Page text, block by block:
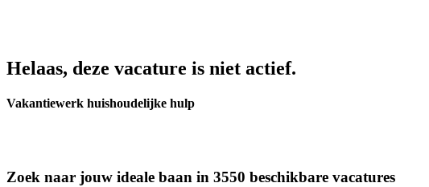
Helaas, deze vacature is niet actief.
Vakantiewerk huishoudelijke hulp
Zoek naar jouw ideale baan in 3550 beschikbare vacatures